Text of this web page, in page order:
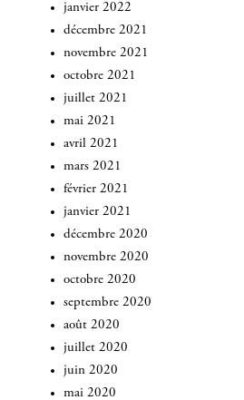
janvier 2022
décembre 2021
novembre 2021
octobre 2021
juillet 2021
mai 2021
avril 2021
mars 2021
février 2021
janvier 2021
décembre 2020
novembre 2020
octobre 2020
septembre 2020
août 2020
juillet 2020
juin 2020
mai 2020
INSCRIVEZ-VOUS